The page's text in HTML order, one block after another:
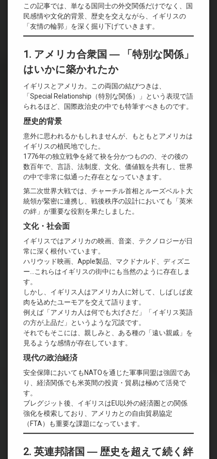
この記事では、単なる国同士の外交関係だけでなく、国
民感情や文化的背景、歴史を交えながら、イギリスの
「友情の輪郭」を深く掘り下げていきます。
1. アメリカ合衆国 ― 「特別な関係」
はいかに築かれたか
イギリスとアメリカ。この両国の結びつきは、
「Special Relationship（特別な関係）」という表現で語
られるほど、国際政治史の中でも特筆すべきものです。
歴史的背景
意外に思われるかもしれませんが、もともとアメリカは
イギリスの植民地でした。
1776年の独立戦争を経て袂を分かつものの、その後の
数百年で、言語、法制度、文化、価値観を共有し、世界
の中で非常に似通った存在となっていきます。
第二次世界大戦では、チャーチル首相とルーズベルト大
統領が緊密に連携し、戦後秩序の設計においても「英米
の絆」が重要な役割を果たしました。
文化・社会面
イギリスではアメリカの映画、音楽、テクノロジーが日
常に深く根付いています。
ハリウッド映画、Apple製品、マクドナルド、ディズニ
ー…これらはイギリスの街中にも当然のように存在しま
す。
しかし、イギリス人はアメリカ人に対して、しばしば皮
肉を込めたユーモアを交えて語ります。
例えば「アメリカ人は何でも大げさだ」「イギリス英語
の方が上品だ」というような冗談です。
それでもそこには、親しみと、ある種の「遠い親戚」を
見るような感情が存在しています。
現代の政治経済
安全保障においてもNATOを通じた軍事同盟は強固であ
り、経済関係でも米英間の投資・貿易は極めて活発で
す。
ブレグジット後、イギリスはEU以外の経済圏との関係
強化を模索しており、アメリカとの自由貿易協定
（FTA）も重要な課題になっています。
2. 英連邦諸国 ― 歴史を超えて続く絆